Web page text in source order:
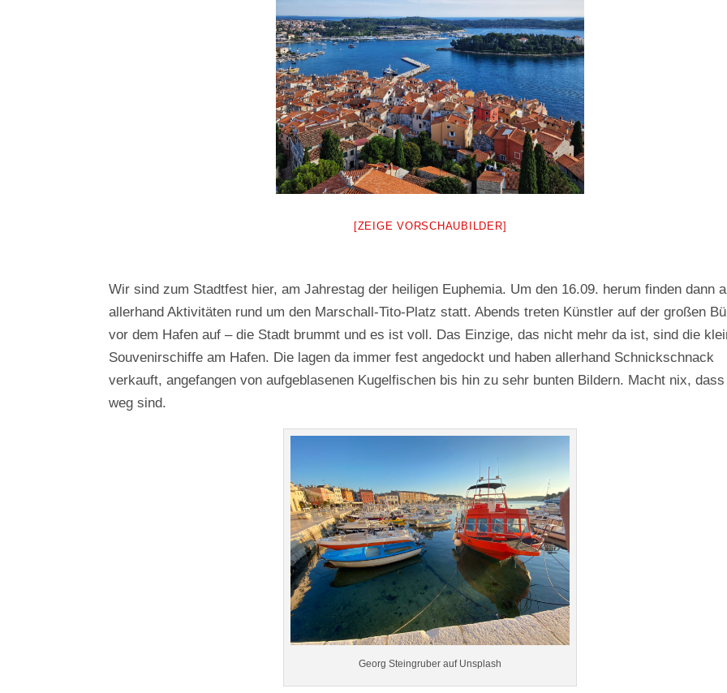
[ZEIGE VORSCHAUBILDER]
Wir sind zum Stadtfest hier, am Jahrestag der heiligen Euphemia. Um den 16.09. herum finden dann
allerhand Aktivitäten rund um den Marschall-Tito-Platz statt. Abends treten Künstler auf der großen
vor dem Hafen auf – die Stadt brummt und es ist voll. Das Einzige, das nicht mehr da ist, sind die
Souvenirschiffe am Hafen. Die lagen da immer fest angedockt und haben allerhand Schnickschnack
verkauft, angefangen von aufgeblasenen Kugelfischen bis hin zu sehr bunten Bildern. Macht nix,
weg sind.
Georg Steingruber auf Unsplash